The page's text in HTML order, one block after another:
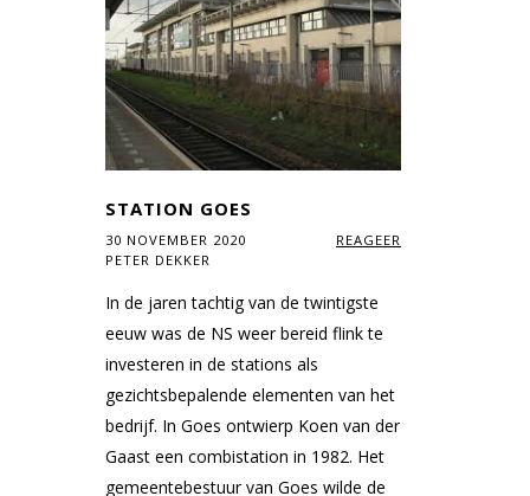
STATION GOES
30 NOVEMBER 2020
REAGEER
PETER DEKKER
In de jaren tachtig van de twintigste
eeuw was de NS weer bereid flink te
investeren in de stations als
gezichtsbepalende elementen van het
bedrijf. In Goes ontwierp Koen van der
Gaast een combistation in 1982. Het
gemeentebestuur van Goes wilde de